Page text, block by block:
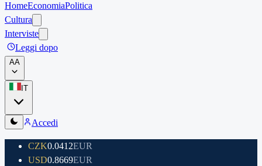
HomeEconomiaPolitica
Cultura
Interviste
Leggi dopo
AA
IT
Accedi
CZK0.0412EUR
USD0.8669EUR